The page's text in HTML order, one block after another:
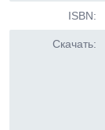
ISBN:
Скачать: